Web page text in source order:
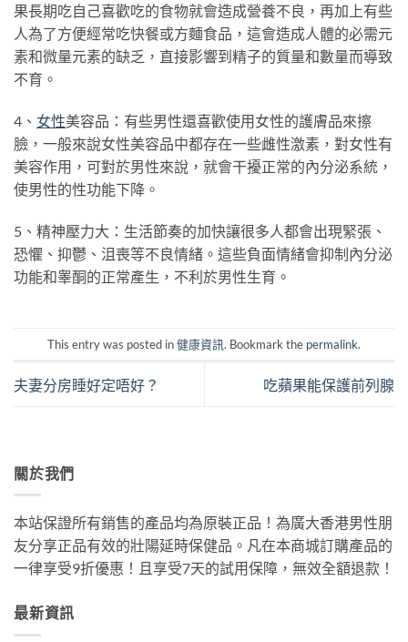
果長期吃自己喜歡吃的食物就會造成營養不良，再加上有些
人為了方便經常吃快餐或方麵食品，這會造成人體的必需元
素和微量元素的缺乏，直接影響到精子的質量和數量而導致
不育。
4、 女性美容品：有些男性還喜歡使用女性的護膚品來擦
臉，一般來說女性美容品中都存在一些雌性激素，對女性有
美容作用，可對於男性來說，就會干擾正常的內分泌系統，
使男性的性功能下降。
5、精神壓力大：生活節奏的加快讓很多人都會出現緊張、
恐懼、抑鬱、沮喪等不良情緒。這些負面情緒會抑制內分泌
功能和睾酮的正常產生，不利於男性生育。
This entry was posted in健康資訊. Bookmark the permalink.
夫妻分房睡好定唔好？ 吃蘋果能保護前列腺
關於我們
本站保證所有銷售的產品均為原裝正品！為廣大香港男性朋
友分享正品有效的壯陽延時保健品。凡在本商城訂購產品的
一律享受9折優惠！且享受7天的試用保障，無效全額退款！
最新資訊